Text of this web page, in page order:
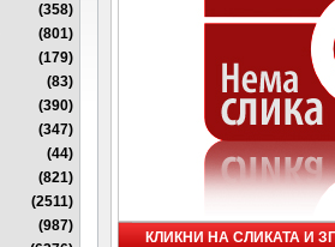
(358)
(801)
(179)
(83)
(390)
(347)
(44)
(821)
(2511)
(987)
КЛИКНИ НА СЛИКАТА И